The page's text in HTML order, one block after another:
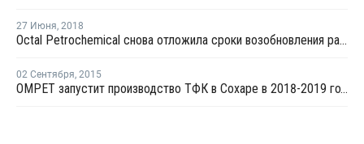
27 Июня, 2018
Octal Petrochemical снова отложила сроки возобновления работы завода ПЭТ в Омане
02 Сентября, 2015
OMPET запустит производство ТФК в Сохаре в 2018-2019 годах